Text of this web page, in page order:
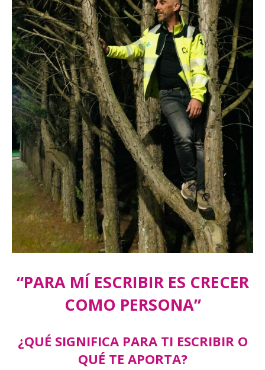
“PARA MÍ ESCRIBIR ES CRECER
COMO PERSONA”
¿QUÉ SIGNIFICA PARA TI ESCRIBIR O
QUÉ TE APORTA?